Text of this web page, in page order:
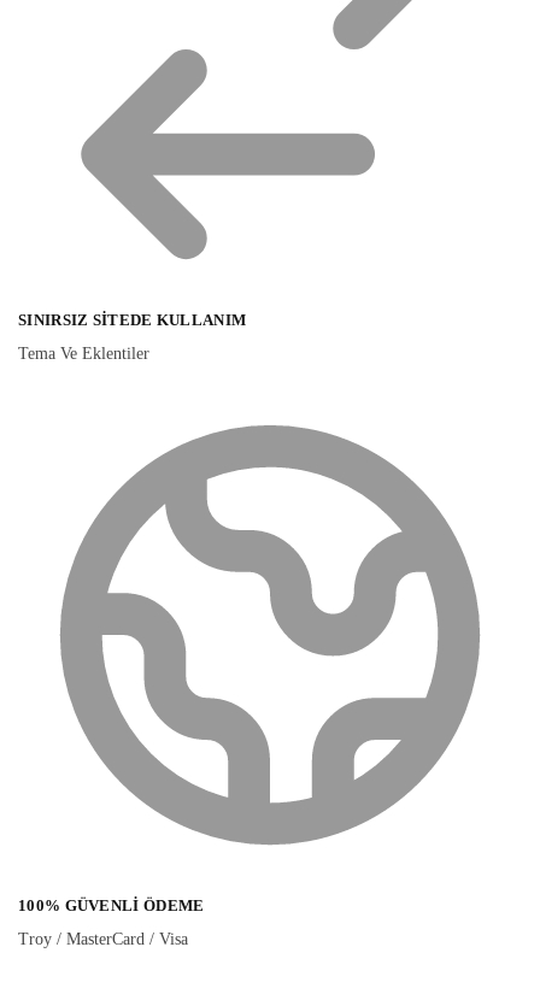
SINIRSIZ SITEDE KULLANIM
Tema Ve Eklentiler
100% GÜVENLI ÖDEME
Troy / MasterCard / Visa